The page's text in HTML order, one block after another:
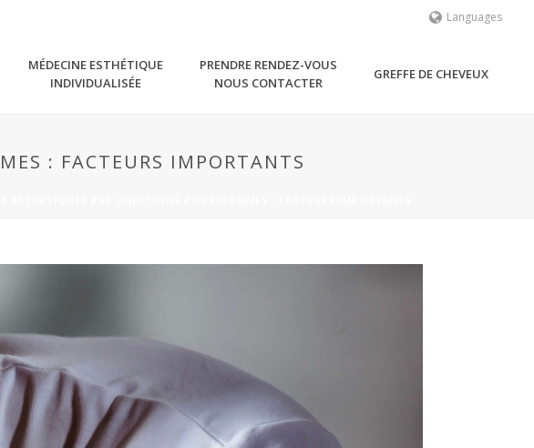
Languages
MÉDECINE ESTHÉTIQUE
INDIVIDUALISÉE
PRENDRE RENDEZ-VOUS
NOUS CONTACTER
GREFFE DE CHEVEUX
: FACTEURS IMPORTANTS